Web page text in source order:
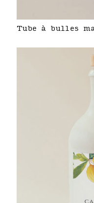
Tube à bulles